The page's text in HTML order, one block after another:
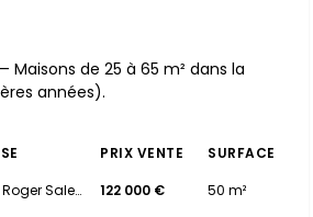
Maisons de 25 à 65 m² dans la
années).
PRIX VENTE
SURFACE
116 Rue Roger Salengro 122 000 €
50 m²